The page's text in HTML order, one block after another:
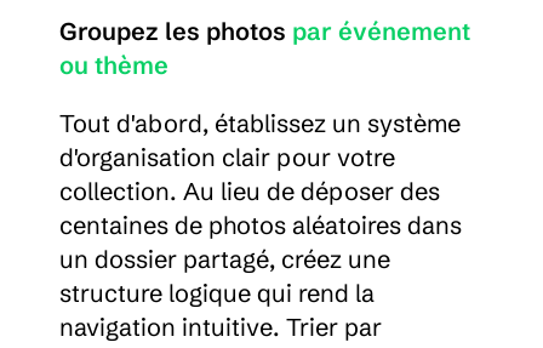
Groupez les photos par événement
ou thème
Tout d'abord, établissez un système
d'organisation clair pour votre
collection. Au lieu de déposer des
centaines de photos aléatoires dans
un dossier partagé, créez une
structure logique qui rend la
navigation intuitive. Trier par